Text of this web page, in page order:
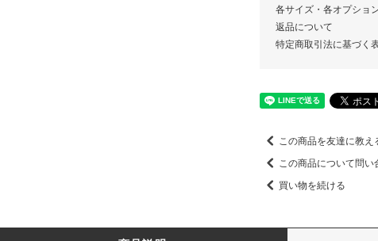
各サイズ・各オプショ
返品について
特定商取引法に基づく
この商品を友達に教え
この商品について問い
買い物を続ける